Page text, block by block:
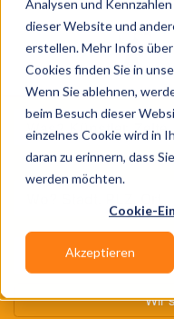
Analysen und
dieser Website und
erstellen. Mehr Infos
Cookies finden Sie in
Wenn Sie ablehnen,
beim Besuch dieser
einzelnes Cookie wird in
daran zu erinnern, dass
werden möchten.
Cookie-
Akzeptieren
Wir